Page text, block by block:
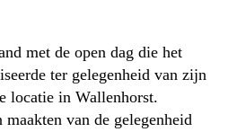
met de open dag die het
ter gelegenheid van zijn
locatie in Wallenhorst.
maakten van de gelegenheid